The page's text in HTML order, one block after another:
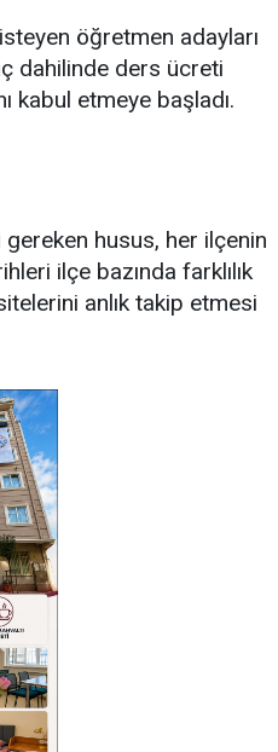
öğretmen adayları
dahilinde ders ücreti
kabul etmeye başladı.
husus, her ilçenin
ilçe bazında farklılık
anlık takip etmesi